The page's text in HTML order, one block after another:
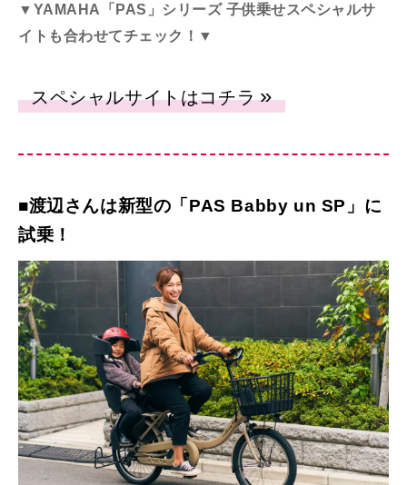
▼YAMAHA「PAS」シリーズ 子供乗せスペシャルサ
イトも合わせてチェック！▼
スペシャルサイトはコチラ
■渡辺さんは新型の「PAS Babby un SP」に
試乗！